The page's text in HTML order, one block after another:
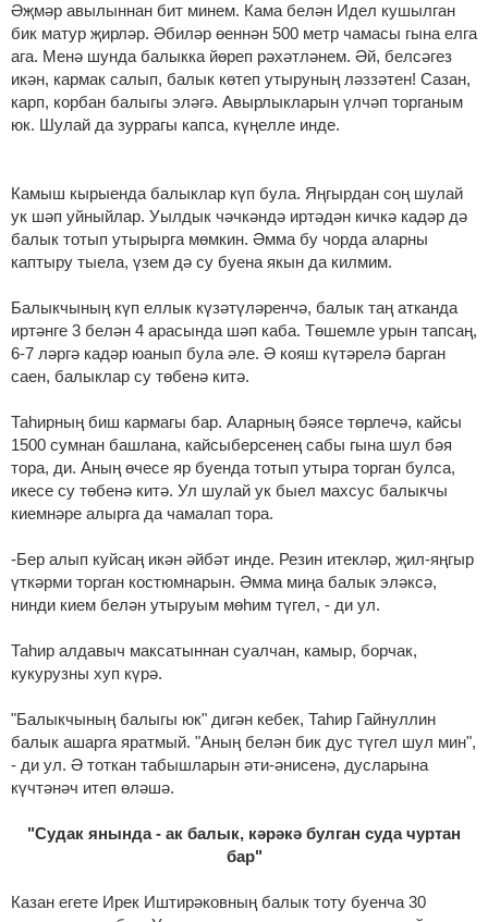
Әҗмәр авылыннан бит минем. Кама белән Идел кушылган
бик матур җирләр. Әбиләр өеннән 500 метр чамасы гына елга
ага. Менә шунда балыкка йөреп рәхәтләнем. Әй, белсәгез
икән, кармак салып, балык көтеп утыруның ләззәтен! Сазан,
карп, корбан балыгы эләгә. Авырлыкларын үлчәп торганым
юк. Шулай да зуррагы капса, күңелле инде.
Камыш кырыенда балыклар күп була. Яңгырдан соң шулай
ук шәп уйныйлар. Уылдык чәчкәндә иртәдән кичкә кадәр дә
балык тотып утырырга мөмкин. Әмма бу чорда аларны
каптыру тыела, үзем дә су буена якын да килмим.
Балыкчының күп еллык күзәтүләренчә, балык таң атканда
иртәнге 3 белән 4 арасында шәп каба. Төшемле урын тапсаң,
6-7 ләргә кадәр юанып була әле. Ә кояш күтәрелә барган
саен, балыклар су төбенә китә.
Таһирның биш кармагы бар. Аларның бәясе төрлечә, кайсы
1500 сумнан башлана, кайсыберсенең сабы гына шул бәя
тора, ди. Аның өчесе яр буенда тотып утыра торган булса,
икесе су төбенә китә. Ул шулай ук быел махсус балыкчы
киемнәре алырга да чамалап тора.
-Бер алып куйсаң икән әйбәт инде. Резин итекләр, җил-яңгыр
үткәрми торган костюмнарын. Әмма миңа балык эләксә,
нинди кием белән утыруым мөһим түгел, - ди ул.
Таһир алдавыч максатыннан суалчан, камыр, борчак,
кукурузны хуп күрә.
"Балыкчының балыгы юк" дигән кебек, Таһир Гайнуллин
балык ашарга яратмый. "Аның белән бик дус түгел шул мин",
- ди ул. Ә тоткан табышларын әти-әнисенә, дусларына
күчтәнәч итеп өләшә.
"Судак янында - ак балык, кәрәкә булган суда чуртан
бар"
Казан егете Ирек Иштирәковның балык тоту буенча 30